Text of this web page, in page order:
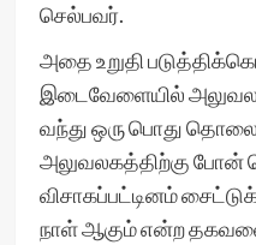
செல்பவர்.
அதை உறுதி
இடைவேளையில்
வந்து ஒரு பொது
அலுவலகத்திற்கு
விசாகப்பட்டினம்
நாள் ஆகும் என்ற